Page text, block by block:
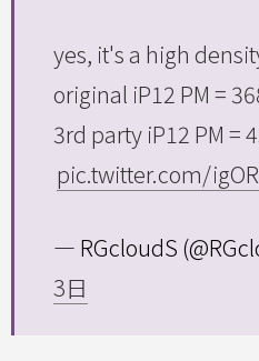
yes, it's a high
original iP12 PM =
3rd party iP12 PM =
pic.twitter.com/
— RGcloudS
3日